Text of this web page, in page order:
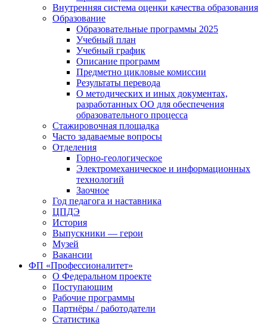
Внутренняя система оценки качества образования
Образование
Образовательные программы 2025
Учебный план
Учебный график
Описание программ
Предметно цикловые комиссии
Результаты перевода
О методических и иных документах,
разработанных ОО для обеспечения
образовательного процесса
Стажировочная площадка
Часто задаваемые вопросы
Отделения
Горно-геологическое
Электромеханическое и информационных
технологий
Заочное
Год педагога и наставника
ЦПДЭ
История
Выпускники — герои
Музей
Вакансии
ФП «Профессионалитет»
О Федеральном проекте
Поступающим
Рабочие программы
Партнёры / работодатели
Статистика